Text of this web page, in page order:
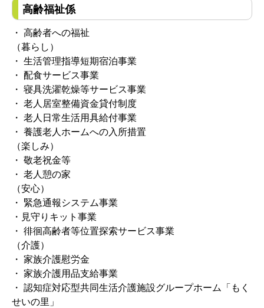
高齢福祉係
・ 高齢者への福祉
（暮らし）
・ 生活管理指導短期宿泊事業
・ 配食サービス事業
・ 寝具洗濯乾燥等サービス事業
・ 老人居室整備資金貸付制度
・ 老人日常生活用具給付事業
・ 養護老人ホームへの入所措置
（楽しみ）
・ 敬老祝金等
・ 老人憩の家
（安心）
・ 緊急通報システム事業
・見守りキット事業
・ 徘徊高齢者等位置探索サービス事業
（介護）
・ 家族介護慰労金
・ 家族介護用品支給事業
・ 認知症対応型共同生活介護施設グループホーム「もく
せいの里」